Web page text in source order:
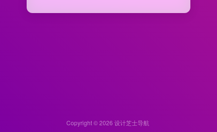
Copyright © 2026 设计芝士导航